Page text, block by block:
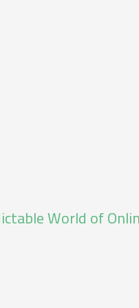
World of